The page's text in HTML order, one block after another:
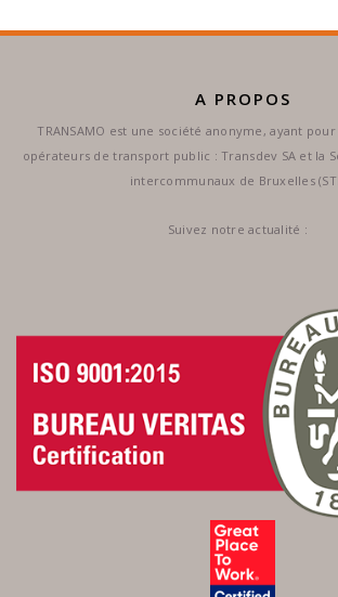
A PROPOS
TRANSAMO est une société anonyme, ayant
opérateurs de transport public : Transdev SA et la
intercommunaux de Bruxelles
Suivez notre actualité :